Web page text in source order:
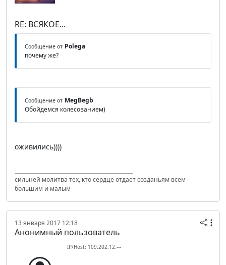
RE: ВСЯКОЕ...
Сообщение от Polega
почему же?
Сообщение от MegBegb
Обойдемся колесованием)
оживились))))
сильней молитва тех, кто сердце отдает созданьям всем -
большим и малым
13 января 2017 12:18
Анонимный пользователь
IP/Host: 109.202.12.---